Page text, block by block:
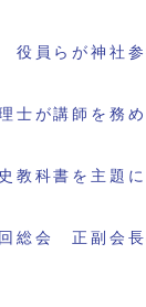
役員らが神社
士が講師を務
教科書を主題
総会 正副会長